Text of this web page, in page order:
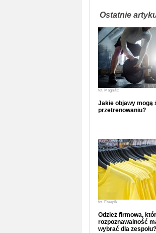
Ostatnie
fot. Magnific
Jakie objawy mogą
przetrenowaniu?
fot. Freepik
Odzież firmowa,
rozpoznawalność
wybrać dla zespołu?